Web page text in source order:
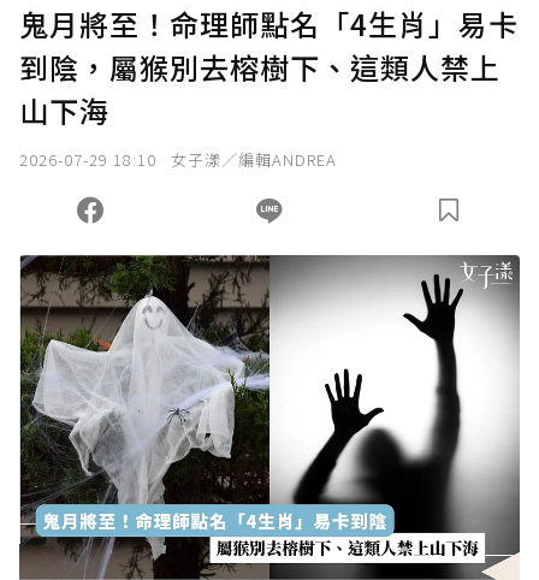
鬼月將至！命理師點名「4生肖」易卡
到陰，屬猴別去榕樹下、這類人禁上
山下海
2026-07-29 18:10 女子漾／編輯ANDREA